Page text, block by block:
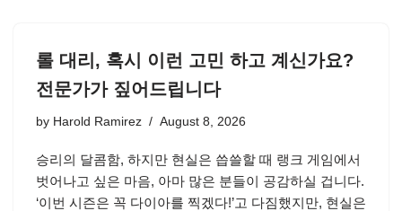
롤 대리, 혹시 이런 고민 하고 계신가요?
전문가가 짚어드립니다
by Harold Ramirez August 8, 2026
승리의 달콤함, 하지만 현실은 씁쓸할 때 랭크 게임에서
벗어나고 싶은 마음, 아마 많은 분들이 공감하실 겁니다.
‘이번 시즌은 꼭 다이아를 찍겠다!’고 다짐했지만, 현실은